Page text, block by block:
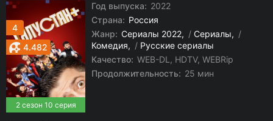
4
2 сезон 10 серия
4.482
Год выпуска: 2022
Страна: Россия
Жанр: Сериалы 2022 / Сериалы
/
Комедия
/ Русские сериалы
Качество: WEB-DL, HDTV, WEBRip
Продолжительность: 25 мин